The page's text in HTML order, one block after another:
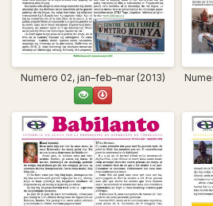
Numero 02, jan–feb–mar (2013)